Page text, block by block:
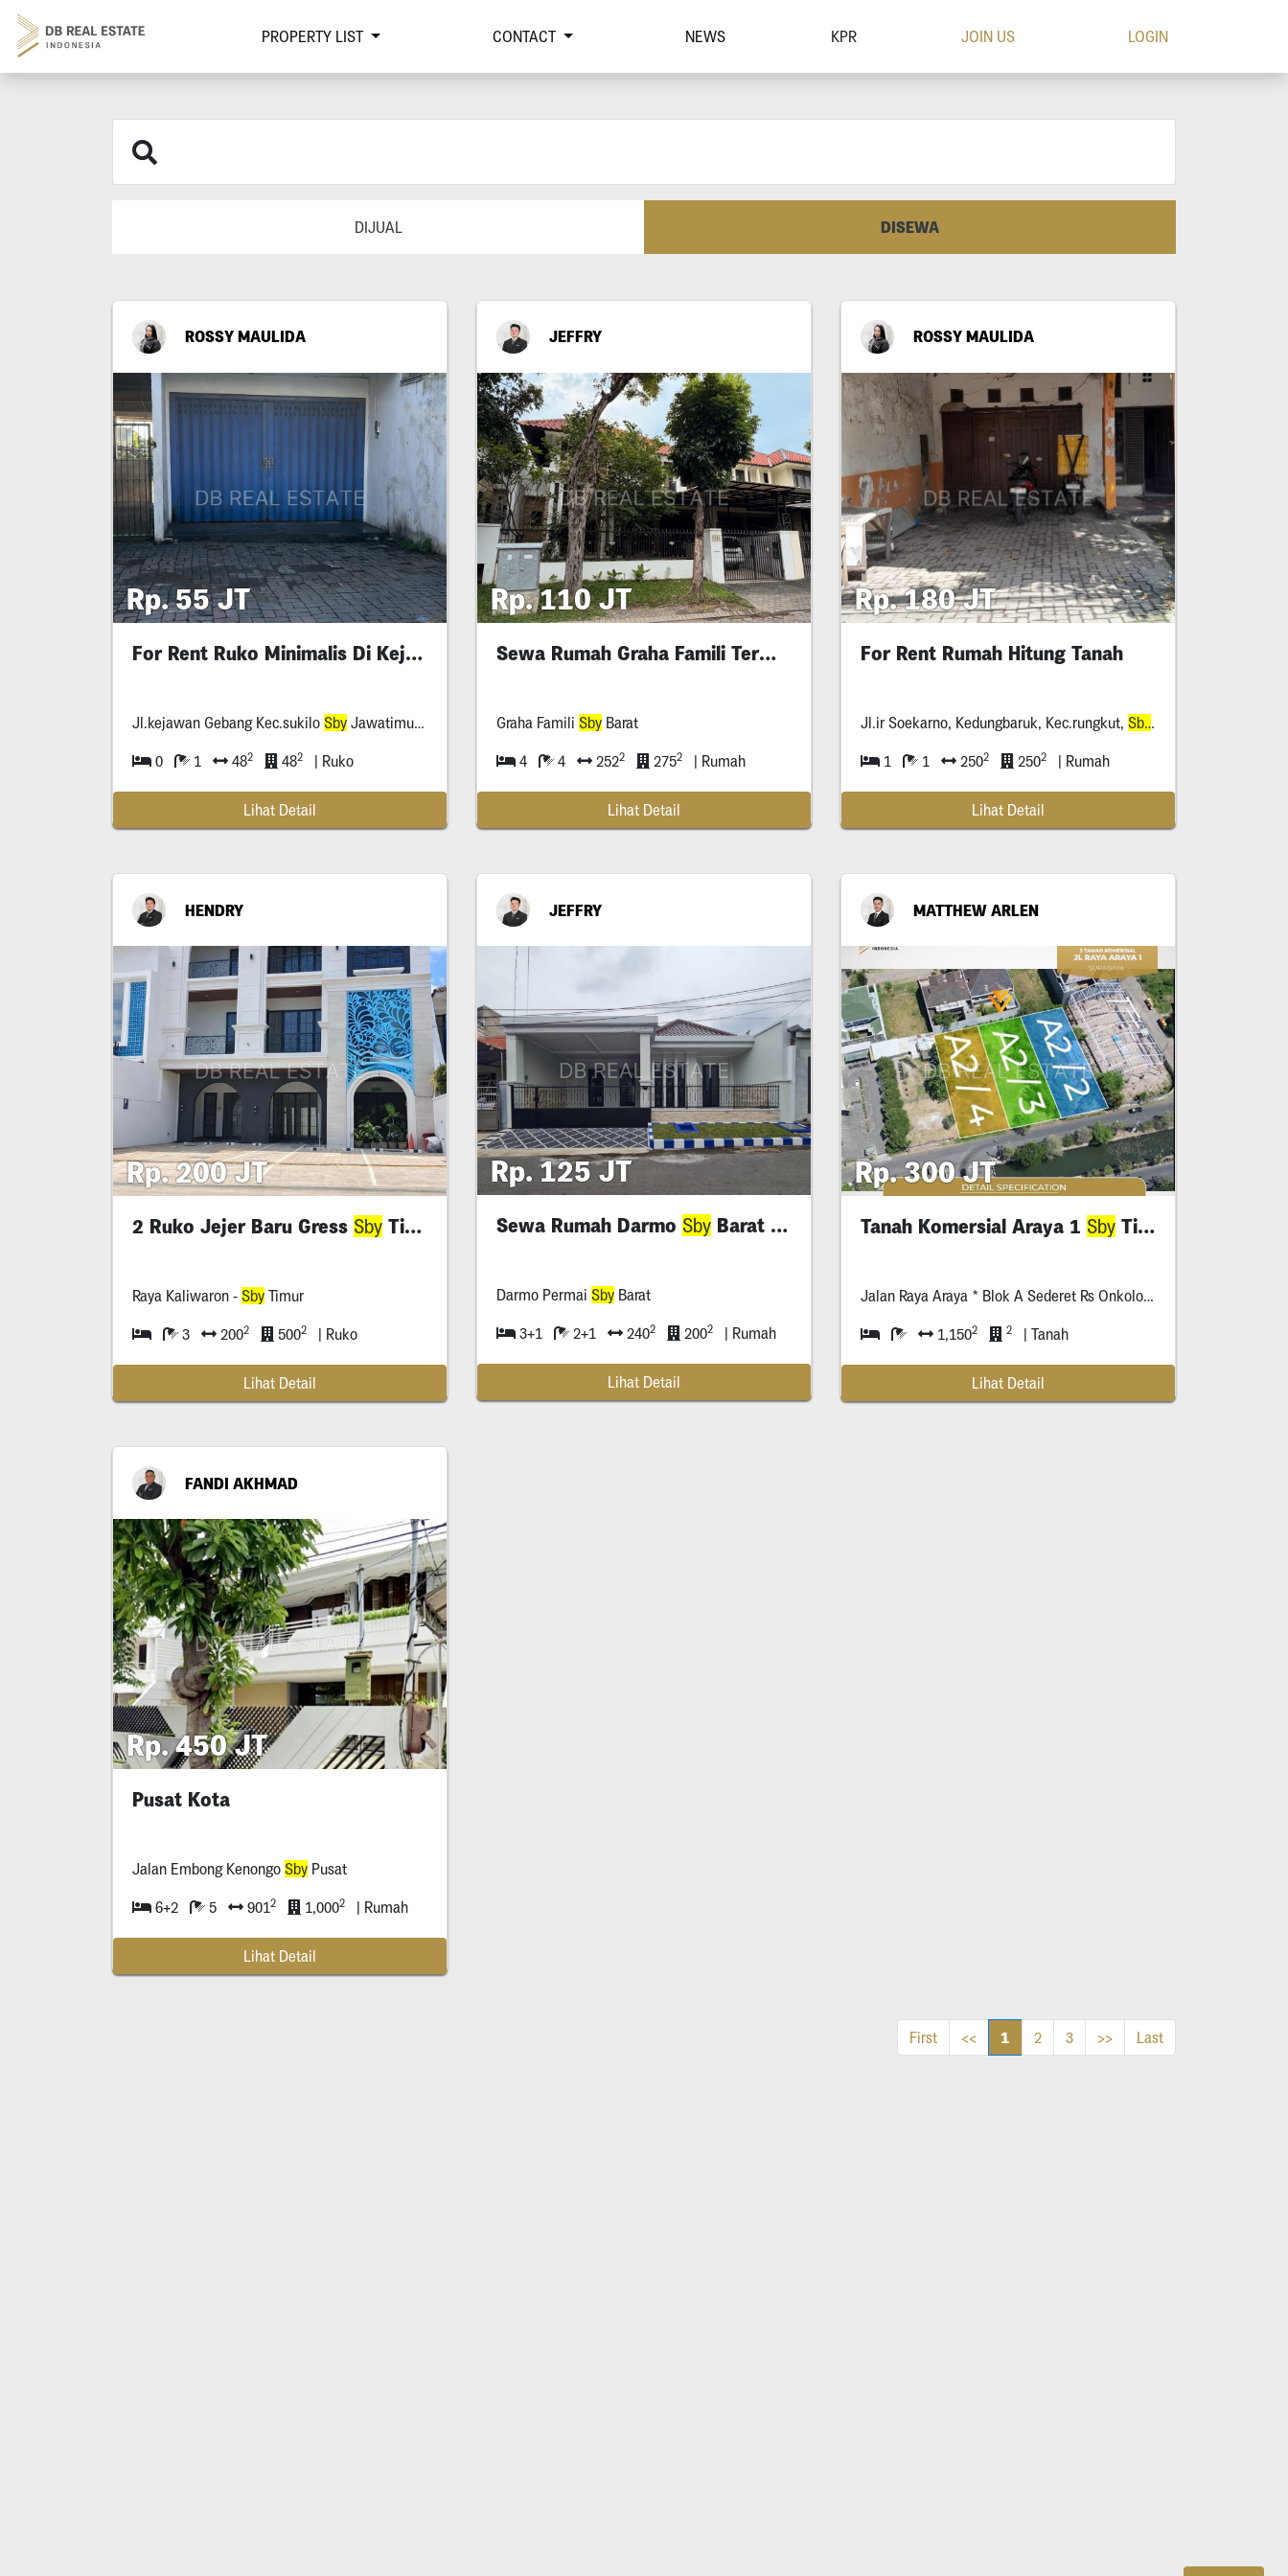
PROPERTY LIST CONTACT NEWS KPR JOIN US LOGIN
DIJUAL DISEWA
ROSSY MAULIDA
Rp. 55 JT
For Rent Ruko Minimalis Di Kejawan Gebang
Jl.kejawan Gebang Kec.sukilo Sby Jawatimur *****
0 1 482 482 | Ruko
Lihat Detail
JEFFRY
Rp. 110 JT
Sewa Rumah Graha Famili Termurah
Graha Famili Sby Barat
4 4 2522 2752 | Rumah
Lihat Detail
ROSSY MAULIDA
Rp. 180 JT
For Rent Rumah Hitung Tanah
Jl.ir Soekarno, Kedungbaruk, Kec.rungkut, Sby *****
1 1 2502 2502 | Rumah
Lihat Detail
HENDRY
Rp. 200 JT
2 Ruko Jejer Baru Gress Sby Timur
Raya Kaliwaron - Sby Timur
3 2002 5002 | Ruko
Lihat Detail
JEFFRY
Rp. 125 JT
Sewa Rumah Darmo Sby Barat Full Renov
Darmo Permai Sby Barat
3+1 2+1 2402 2002 | Rumah
Lihat Detail
MATTHEW ARLEN
Rp. 300 JT
Tanah Komersial Araya 1 Sby Timur
Jalan Raya Araya * Blok A Sederet Rs Onkologi & Lapangan Padel
1,1502 2 | Tanah
Lihat Detail
FANDI AKHMAD
Rp. 450 JT
Pusat Kota
Jalan Embong Kenongo Sby Pusat
6+2 5 9012 1,0002 | Rumah
Lihat Detail
First << 1 2 3 >> Last